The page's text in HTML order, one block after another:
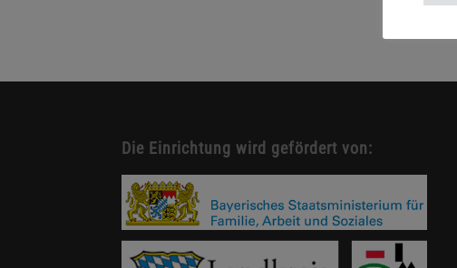
Die Einrichtung wird gefördert von: